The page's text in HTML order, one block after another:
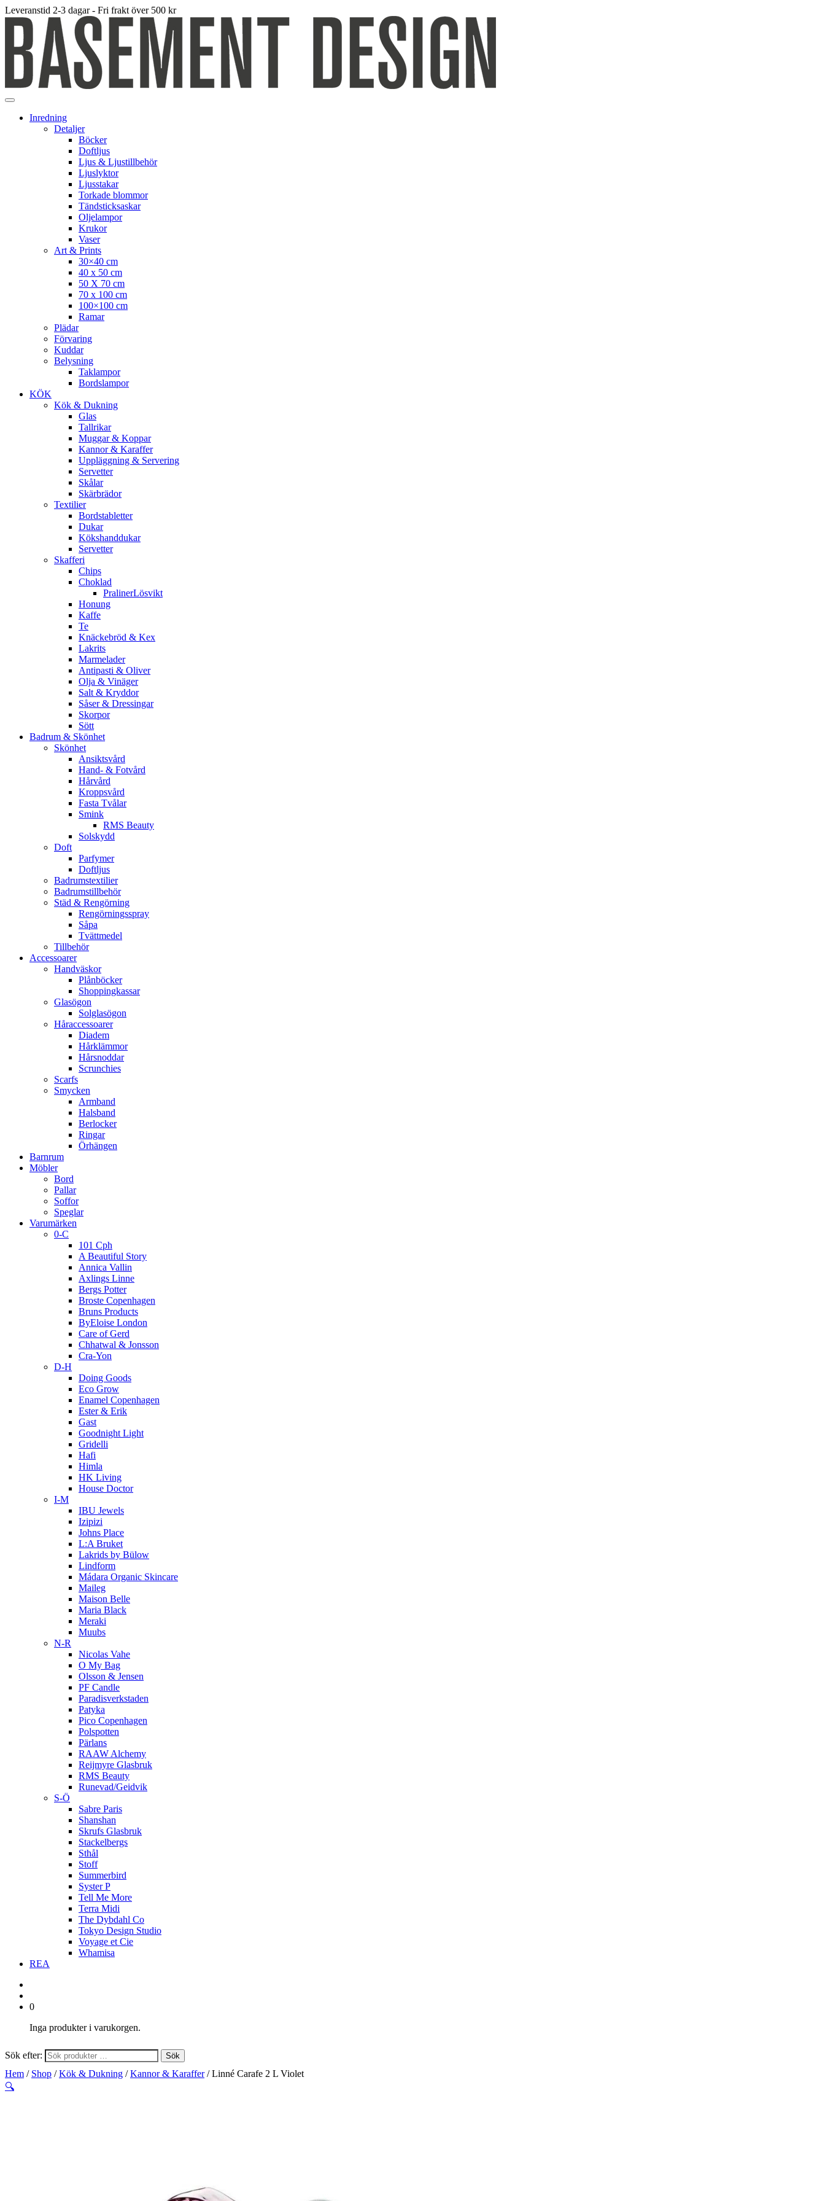
Leveranstid 2-3 dagar - Fri frakt över 500 kr
Inredning
Detaljer
Böcker
Doftljus
Ljus & Ljustillbehör
Ljuslyktor
Ljusstakar
Torkade blommor
Tändsticksaskar
Oljelampor
Krukor
Vaser
Art & Prints
30×40 cm
40 x 50 cm
50 X 70 cm
70 x 100 cm
100×100 cm
Ramar
Plädar
Förvaring
Kuddar
Belysning
Taklampor
Bordslampor
KÖK
Kök & Dukning
Glas
Tallrikar
Muggar & Koppar
Kannor & Karaffer
Uppläggning & Servering
Servetter
Skålar
Skärbrädor
Textilier
Bordstabletter
Dukar
Kökshanddukar
Servetter
Skafferi
Chips
Choklad
PralinerLösvikt
Honung
Kaffe
Te
Knäckebröd & Kex
Lakrits
Marmelader
Antipasti & Oliver
Olja & Vinäger
Salt & Kryddor
Såser & Dressingar
Skorpor
Sött
Badrum & Skönhet
Skönhet
Ansiktsvård
Hand- & Fotvård
Hårvård
Kroppsvård
Fasta Tvålar
Smink
RMS Beauty
Solskydd
Doft
Parfymer
Doftljus
Badrumstextilier
Badrumstillbehör
Städ & Rengörning
Rengörningsspray
Såpa
Tvättmedel
Tillbehör
Accessoarer
Handväskor
Plånböcker
Shoppingkassar
Glasögon
Solglasögon
Håraccessoarer
Diadem
Hårklämmor
Hårsnoddar
Scrunchies
Scarfs
Smycken
Armband
Halsband
Berlocker
Ringar
Örhängen
Barnrum
Möbler
Bord
Pallar
Soffor
Speglar
Varumärken
0-C
101 Cph
A Beautiful Story
Annica Vallin
Axlings Linne
Bergs Potter
Broste Copenhagen
Bruns Products
ByEloise London
Care of Gerd
Chhatwal & Jonsson
Cra-Yon
D-H
Doing Goods
Eco Grow
Enamel Copenhagen
Ester & Erik
Gast
Goodnight Light
Gridelli
Hafi
Himla
HK Living
House Doctor
I-M
IBU Jewels
Izipizi
Johns Place
L:A Bruket
Lakrids by Bülow
Lindform
Mádara Organic Skincare
Maileg
Maison Belle
Maria Black
Meraki
Muubs
N-R
Nicolas Vahe
O My Bag
Olsson & Jensen
PF Candle
Paradisverkstaden
Patyka
Pico Copenhagen
Polspotten
Pärlans
RAAW Alchemy
Reijmyre Glasbruk
RMS Beauty
Runevad/Geidvik
S-Ö
Sabre Paris
Shanshan
Skrufs Glasbruk
Stackelbergs
Sthål
Stoff
Summerbird
Syster P
Tell Me More
Terra Midi
The Dybdahl Co
Tokyo Design Studio
Voyage et Cie
Whamisa
REA
0
Inga produkter i varukorgen.
Sök efter: Sök
Hem / Shop /Kök & Dukning /Kannor & Karaffer/ Linné Carafe 2 L Violet
🔍